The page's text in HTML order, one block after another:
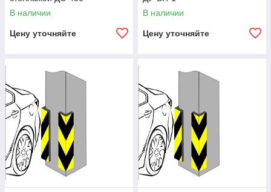
В наличии
Цену уточняйте
В наличии
Цену уточняйте